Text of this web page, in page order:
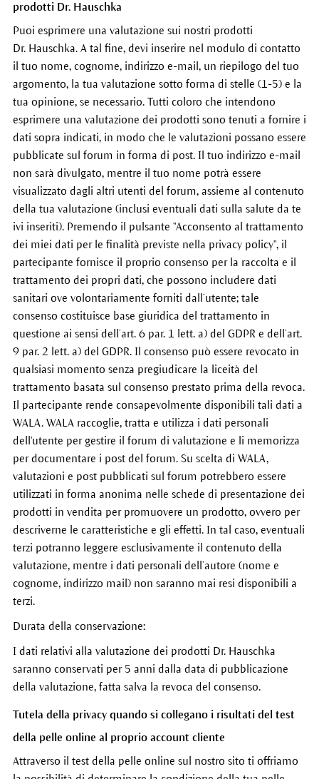
prodotti Dr. Hauschka
Puoi esprimere una valutazione sui nostri prodotti
Dr. Hauschka. A tal fine, devi inserire nel modulo di contatto
il tuo nome, cognome, indirizzo e-mail, un riepilogo del tuo
argomento, la tua valutazione sotto forma di stelle (1-5) e la
tua opinione, se necessario. Tutti coloro che intendono
esprimere una valutazione dei prodotti sono tenuti a fornire i
dati sopra indicati, in modo che le valutazioni possano essere
pubblicate sul forum in forma di post. Il tuo indirizzo e-mail
non sarà divulgato, mentre il tuo nome potrà essere
visualizzato dagli altri utenti del forum, assieme al contenuto
della tua valutazione (inclusi eventuali dati sulla salute da te
ivi inseriti). Premendo il pulsante "Acconsento al trattamento
dei miei dati per le finalità previste nella privacy policy", il
partecipante fornisce il proprio consenso per la raccolta e il
trattamento dei propri dati, che possono includere dati
sanitari ove volontariamente forniti dall’utente; tale
consenso costituisce base giuridica del trattamento in
questione ai sensi dell’art. 6 par. 1 lett. a) del GDPR e dell’art.
9 par. 2 lett. a) del GDPR. Il consenso può essere revocato in
qualsiasi momento senza pregiudicare la liceità del
trattamento basata sul consenso prestato prima della revoca.
Il partecipante rende consapevolmente disponibili tali dati a
WALA. WALA raccoglie, tratta e utilizza i dati personali
dell'utente per gestire il forum di valutazione e li memorizza
per documentare i post del forum. Su scelta di WALA,
valutazioni e post pubblicati sul forum potrebbero essere
utilizzati in forma anonima nelle schede di presentazione dei
prodotti in vendita per promuovere un prodotto, ovvero per
descriverne le caratteristiche e gli effetti. In tal caso, eventuali
terzi potranno leggere esclusivamente il contenuto della
valutazione, mentre i dati personali dell’autore (nome e
cognome, indirizzo mail) non saranno mai resi disponibili a
terzi.
Durata della conservazione:
I dati relativi alla valutazione dei prodotti Dr. Hauschka
saranno conservati per 5 anni dalla data di pubblicazione
della valutazione, fatta salva la revoca del consenso.
Tutela della privacy quando si collegano i risultati del test
della pelle online al proprio account cliente
Attraverso il test della pelle online sul nostro sito ti offriamo